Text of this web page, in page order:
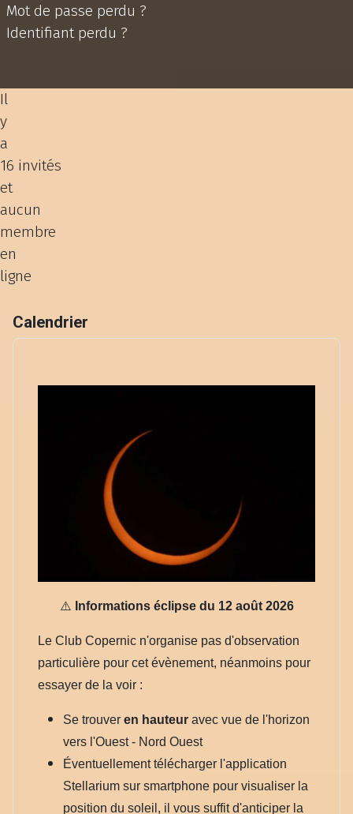
Calendrier
⚠️ Informations éclipse du 12 août 2026
Le Club Copernic n'organise pas d'observation
particulière pour cet évènement, néanmoins pour
essayer de la voir :
Se trouver en hauteur avec vue de l'horizon
vers l'Ouest - Nord Ouest
Éventuellement télécharger l'application
Stellarium sur smartphone pour visualiser la
position du soleil, il vous suffit d'anticiper la
Mot de passe perdu ?
Identifiant perdu ?
Il
y
a
16 invités
et
aucun
membre
en
ligne